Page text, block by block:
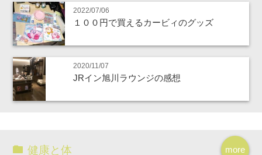
2022/07/06
１００円で買えるカービィのグッズ
2020/11/07
JRイン旭川ラウンジの感想
more
健康と体